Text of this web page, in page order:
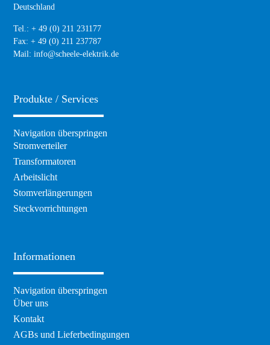
Deutschland
Tel.: + 49 (0) 211 231177
Fax: + 49 (0) 211 237787
Mail:info@scheele-elektrik.de
Produkte / Services
Navigation überspringen
Stromverteiler
Transformatoren
Arbeitslicht
Stomverlängerungen
Steckvorrichtungen
Informationen
Navigation überspringen
Über uns
Kontakt
AGBs und Lieferbedingungen